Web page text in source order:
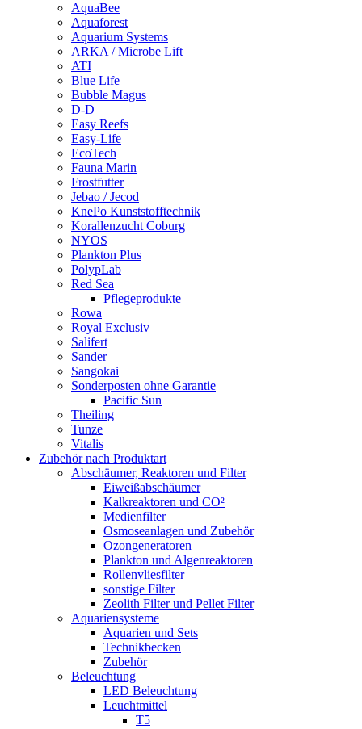
AquaBee
Aquaforest
Aquarium Systems
ARKA / Microbe Lift
ATI
Blue Life
Bubble Magus
D-D
Easy Reefs
Easy-Life
EcoTech
Fauna Marin
Frostfutter
Jebao / Jecod
KnePo Kunststofftechnik
Korallenzucht Coburg
NYOS
Plankton Plus
PolypLab
Red Sea
Pflegeprodukte
Rowa
Royal Exclusiv
Salifert
Sander
Sangokai
Sonderposten ohne Garantie
Pacific Sun
Theiling
Tunze
Vitalis
Zubehör nach Produktart
Abschäumer, Reaktoren und Filter
Eiweißabschäumer
Kalkreaktoren und CO²
Medienfilter
Osmoseanlagen und Zubehör
Ozongeneratoren
Plankton und Algenreaktoren
Rollenvliesfilter
sonstige Filter
Zeolith Filter und Pellet Filter
Aquariensysteme
Aquarien und Sets
Technikbecken
Zubehör
Beleuchtung
LED Beleuchtung
Leuchtmittel
T5